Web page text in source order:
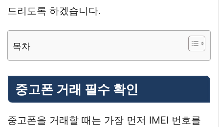
드리도록 하겠습니다.
목차
중고폰 거래 필수 확인
중고폰을 거래할 때는 가장 먼저 IMEI 번호를